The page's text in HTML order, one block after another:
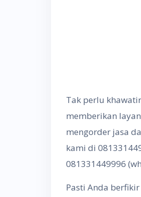
Tak perlu
memberikan
mengorder jasa
kami di
081331449996
Pasti Anda